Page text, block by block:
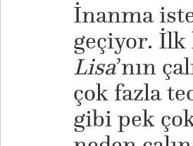
İnanma
geçiyor. İlk
Lisa’nın
çok fazla
gibi pek